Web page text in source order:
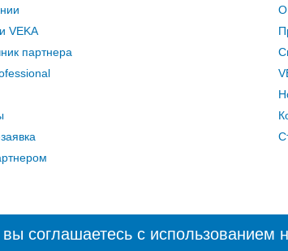
соглашаетесь с использованием
VEKA
партнера
О